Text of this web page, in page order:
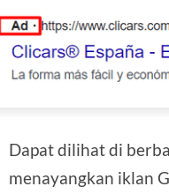
Dapat dilihat di
menayangkan iklan